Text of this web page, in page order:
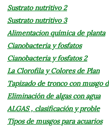
Sustrato nutritivo 2
Sustrato nutritivo 3
Alimentacion química de planta
Cianobacteria y fosfatos
Cianobacteria y fosfatos 2
La Clorofila y Colores de Plan
Tapizado de tronco con musgo d
Eliminación de algas con agua
ALGAS , clasificación y proble
Tipos de musgos para acuarios